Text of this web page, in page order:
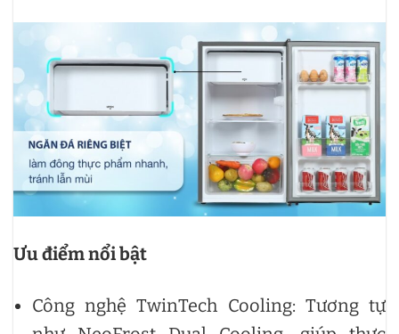
Ưu điểm nổi bật
Công nghệ TwinTech Cooling: Tương tự